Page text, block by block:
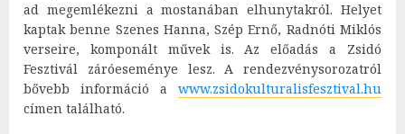
ad megemlékezni a mostanában elhunytakról. Helyet
kaptak benne Szenes Hanna, Szép Ernő, Radnóti Miklós
verseire, komponált művek is. Az előadás a Zsidó
Fesztivál záróeseménye lesz. A rendezvénysorozatról
bővebb információ a www.zsidokulturalisfesztival.hu
címen található.